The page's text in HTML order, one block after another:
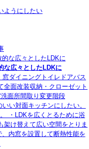
ようにしたい
な広々としたLDKに
窓ダイニング トイレ ドアバス
全面改装収納・クローゼット
洗面所間取り変更階段
い対面キッチンにしたい。
・LDKを広くとるために浴
け替えて広い空間をとりま
内窓を設置して断熱性能を